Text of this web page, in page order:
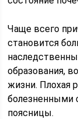
Чаще всего
становится
образования,
жизни. Плохая
болезненными
поясницы.